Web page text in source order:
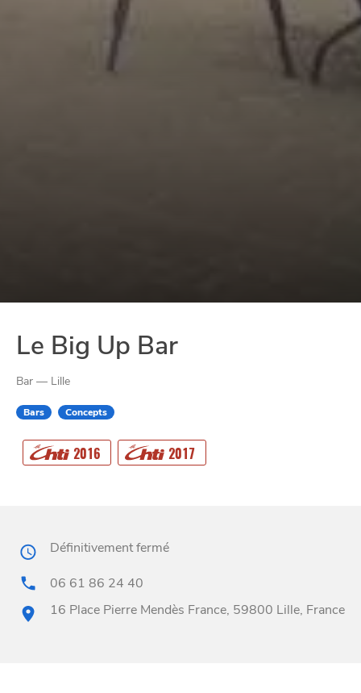
Le Big Up Bar
Bar — Lille
Bars Concepts
2016 2017
Définitivement fermé
06 61 86 24 40
16 Place Pierre Mendès France, 59800 Lille, France
CHTITE
CANAILLE